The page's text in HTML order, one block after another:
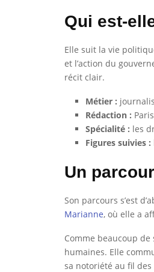
Qui est-
Elle suit la vie
et l’action du
récit clair.
Métier :
Rédaction :
Spécialité : les
Figures suivies :
Un
Son parcours s’est
Marianne, où elle a
Comme beaucoup
humaines. Elle
sa notoriété au fil des